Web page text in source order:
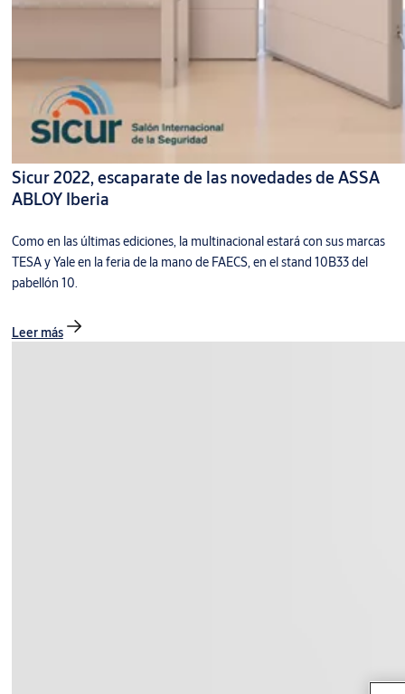
Sicur 2022, escaparate de las novedades de ASSA
ABLOY Iberia
Como en las últimas ediciones, la multinacional estará con sus marcas
TESA y Yale en la feria de la mano de FAECS, en el stand 10B33 del
pabellón 10.
Leer más